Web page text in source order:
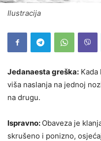
Ilustracija
Jedanaesta greška:
viša naslanja na jednoj
na drugu.
Ispravno: Obaveza je
skrušeno i ponizno,